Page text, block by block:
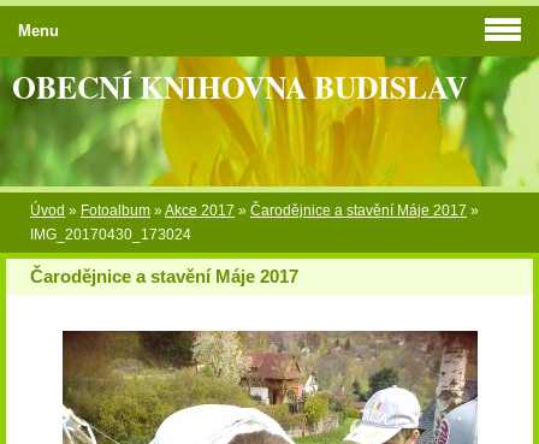
OBECNÍ KNIHOVNA BUDISLAV
Úvod » Fotoalbum »Akce 2017 » Čarodějnice a stavění Máje 2017 »
IMG_20170430_173024
Čarodějnice a stavění Máje 2017
Menu